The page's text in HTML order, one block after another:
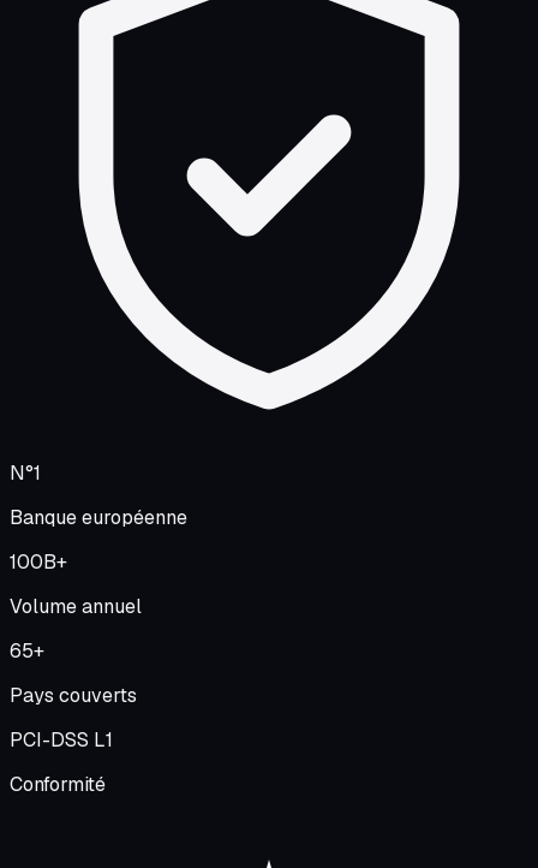
N°1
Banque européenne
100B+
Volume annuel
65+
Pays couverts
PCI-DSS L1
Conformité